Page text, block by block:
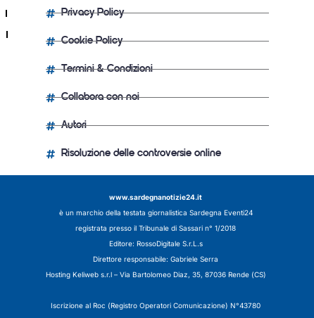
Privacy Policy
Cookie Policy
Termini & Condizioni
Collabora con noi
Autori
Risoluzione delle controversie online
www.sardegnanotizie24.it
è un marchio della testata giornalistica Sardegna Eventi24
registrata presso il Tribunale di Sassari n° 1/2018
Editore: RossoDigitale S.r.L.s
Direttore responsabile: Gabriele Serra
Hosting Keliweb s.r.l – Via Bartolomeo Diaz, 35, 87036 Rende (CS)
Iscrizione al Roc (Registro Operatori Comunicazione) N°43780